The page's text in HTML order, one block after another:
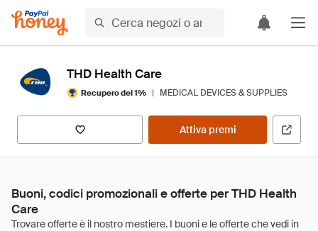
THD Health Care
Recupero del 1% | MEDICAL DEVICES & SUPPLIES
Attiva premi
Buoni, codici promozionali e offerte per THD Health
Care